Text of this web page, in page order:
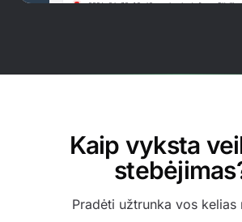
RECENT ACTIVITY
Down — HTTP 503 (Service
2026-04-30 19:42 ·
Kaip vyksta
Pradėti užtrunka vos kelias